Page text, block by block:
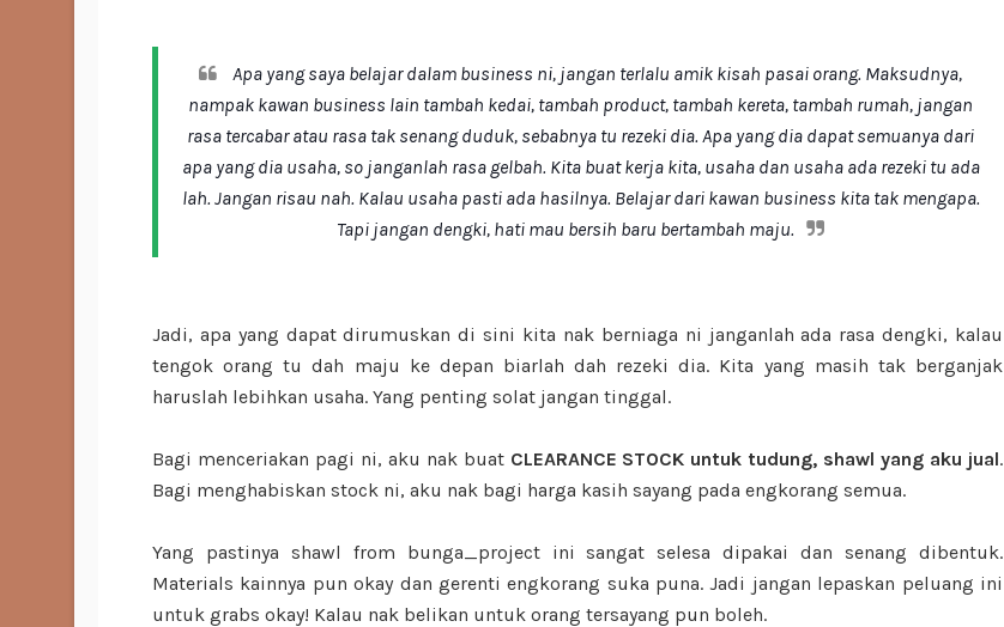
Apa yang saya belajar dalam business ni, jangan terlalu amik kisah pasai orang. Maksudnya,
nampak kawan business lain tambah kedai, tambah product, tambah kereta, tambah rumah, jangan
rasa tercabar atau rasa tak senang duduk, sebabnya tu rezeki dia. Apa yang dia dapat semuanya dari
apa yang dia usaha, so janganlah rasa gelbah. Kita buat kerja kita, usaha dan usaha ada rezeki tu ada
lah. Jangan risau nah. Kalau usaha pasti ada hasilnya. Belajar dari kawan business kita tak mengapa.
Tapi jangan dengki, hati mau bersih baru bertambah maju.
Jadi, apa yang dapat dirumuskan di sini kita nak berniaga ni janganlah ada rasa dengki, kalau
tengok orang tu dah maju ke depan biarlah dah rezeki dia. Kita yang masih tak berganjak
haruslah lebihkan usaha. Yang penting solat jangan tinggal.
Bagi menceriakan pagi ni, aku nak buat CLEARANCE STOCK untuk tudung, shawl yang aku jual.
Bagi menghabiskan stock ni, aku nak bagi harga kasih sayang pada engkorang semua.
Yang pastinya shawl from bunga_project ini sangat selesa dipakai dan senang dibentuk.
Materials kainnya pun okay dan gerenti engkorang suka puna. Jadi jangan lepaskan peluang ini
untuk grabs okay! Kalau nak belikan untuk orang tersayang pun boleh.